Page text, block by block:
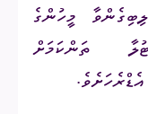
މީހުންގެ
ތަންކަމަށް